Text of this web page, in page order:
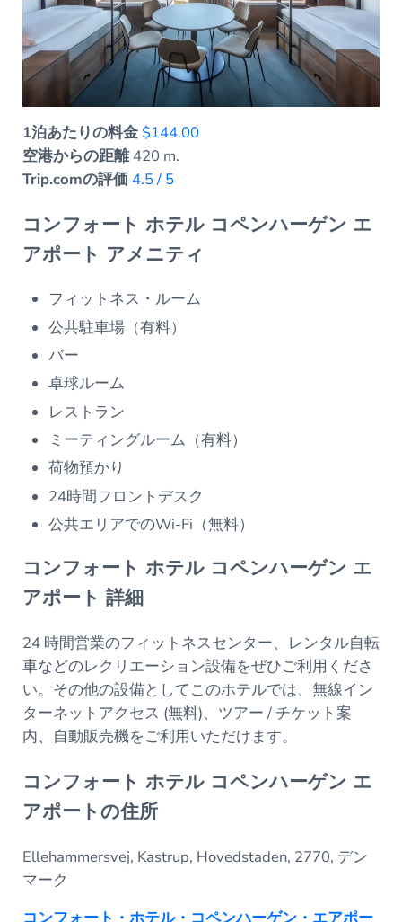
1泊あたりの料金 $144.00
空港からの距離420 m.
Trip.comの評価 4.5 / 5
コンフォート ホテル コペンハーゲン エ
アポート アメニティ
フィットネス・ルーム
公共駐車場（有料）
バー
卓球ルーム
レストラン
ミーティングルーム（有料）
荷物預かり
24時間フロントデスク
公共エリアでのWi-Fi（無料）
コンフォート ホテル コペンハーゲン エ
アポート 詳細
24 時間営業のフィットネスセンター、レンタル自転
車などのレクリエーション設備をぜひご利用くださ
い。その他の設備としてこのホテルでは、無線イン
ターネットアクセス (無料)、ツアー / チケット案
内、自動販売機をご利用いただけます。
コンフォート ホテル コペンハーゲン エ
アポートの住所
Ellehammersvej, Kastrup, Hovedstaden, 2770, デン
マーク